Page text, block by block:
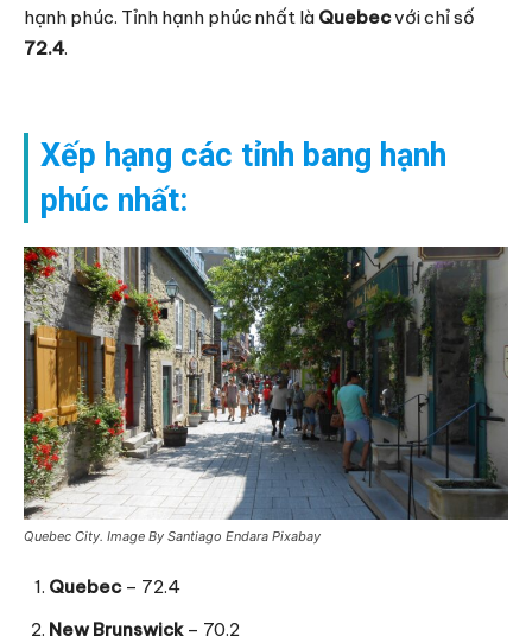
hạnh phúc. Tỉnh hạnh phúc nhất là Quebecvới chỉ số
72.4.
Xếp hạng các tỉnh bang hạnh
phúc nhất:
Quebec City. Image By Santiago Endara Pixabay
Quebec– 72.4
New Brunswick– 70.2